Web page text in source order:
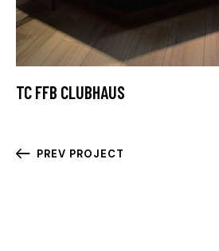
TC FFB CLUBHAUS
PREV PROJECT